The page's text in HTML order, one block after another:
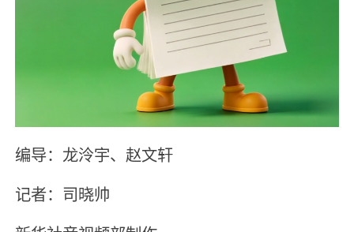
编导：龙泠宇、赵文轩
记者：司晓帅